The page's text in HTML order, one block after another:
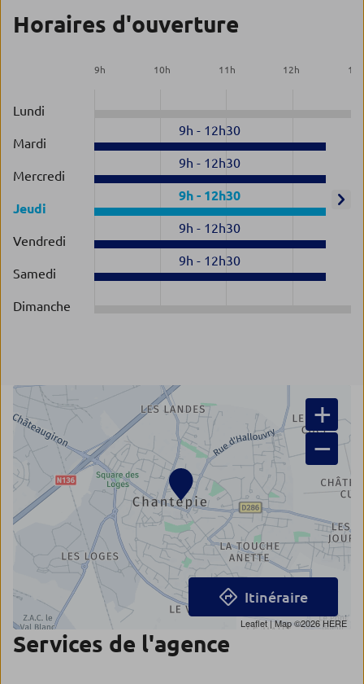
Horaires d'ouverture
9h 10h 11 h 12h 13
Lundi
Mardi
9h - 12h30
Mercredi
9h - 12h30
Jeudi
9h - 12h30
Vendredi
9h - 12h30
Samedi
9h - 12h30
Dimanche
+
−
Leaflet | Map ©2026HERE
Itinéraire
Services de l'agence